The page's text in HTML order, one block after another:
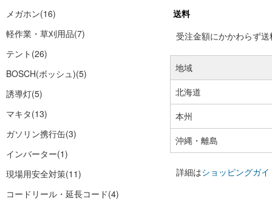
メガホン(16)
軽作業・草刈用品(7)
テント (26)
BOSCH(ボッシュ)(5)
誘導灯(5)
マキタ(13)
ガソリン携行缶(3)
インバーター(1)
現場用安全対策(11)
コードリール・延長コード(4)
送料
受注金額にかかわらず
地域
北海道
本州
沖縄・離島
詳細はショッピングガイ